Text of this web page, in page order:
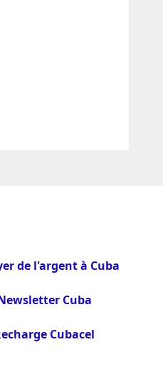
de l'argent à Cuba
Cuba
Cubacel